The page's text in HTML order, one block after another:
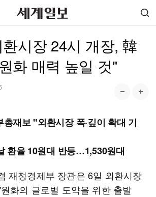
시장 24시 개장, 韓
화 매력 높일 것"
재보 "외환시장 폭·깊이 확대 기
환율 10원대 반등…1,530원대
재정경제부 장관은 6일 외환시장
화의 글로벌 도약을 위한 출발